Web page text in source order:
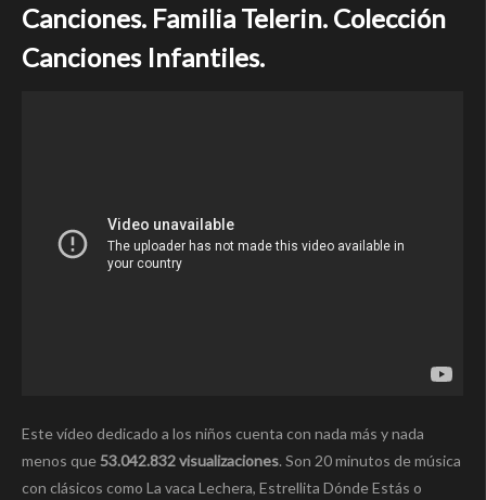
Canciones. Familia Telerin. Colección
Canciones Infantiles.
Este vídeo dedicado a los niños cuenta con nada más y nada
menos que53.042.832 visualizaciones. Son 20 minutos de música
con clásicos como La vaca Lechera, Estrellita Dónde Estás o